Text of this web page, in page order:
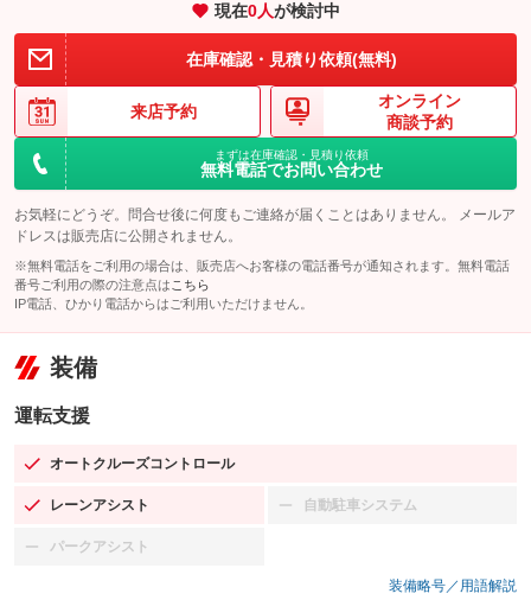
現在0人が検討中
在庫確認・見積り依頼(無料)
来店予約
オンライン
商談予約
まずは在庫確認・見積り依頼
無料電話でお問い合わせ
お気軽にどうぞ。問合せ後に何度もご連絡が届くことはありません。 メールア
ドレスは販売店に公開されません。
※無料電話をご利用の場合は、販売店へお客様の電話番号が通知されます。無料電話
番号ご利用の際の注意点は こちら
IP電話、ひかり電話からはご利用いただけません。
装備
運転支援
オートクルーズコントロール
：装備あり
レーンアシスト
：装備あり 自動駐車システム
：装備なし
パークアシスト
：装備なし
装備略号／用語解説